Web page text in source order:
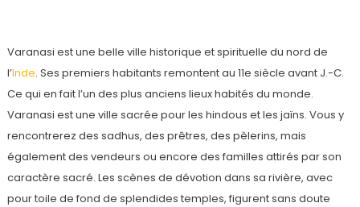
Varanasi est une belle ville historique et spirituelle du nord de
l’Inde. Ses premiers habitants remontent au 11e siècle avant J.-C.
Ce qui en fait l’un des plus anciens lieux habités du monde.
Varanasi est une ville sacrée pour les hindous et les jaïns. Vous y
rencontrerez des sadhus, des prêtres, des pèlerins, mais
également des vendeurs ou encore des familles attirés par son
caractère sacré. Les scènes de dévotion dans sa rivière, avec
pour toile de fond de splendides temples, figurent sans doute